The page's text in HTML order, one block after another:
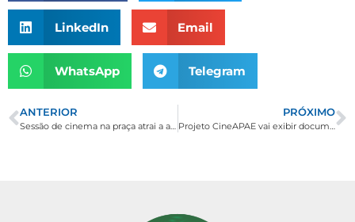
LinkedIn Email
WhatsApp Telegram
ANTERIOR
Sessão de cinema na praça atrai a atenção dos bordamatenses
PRÓXIMO
Projeto CineAPAE vai exibir documentário na Praça em Borda da Mata